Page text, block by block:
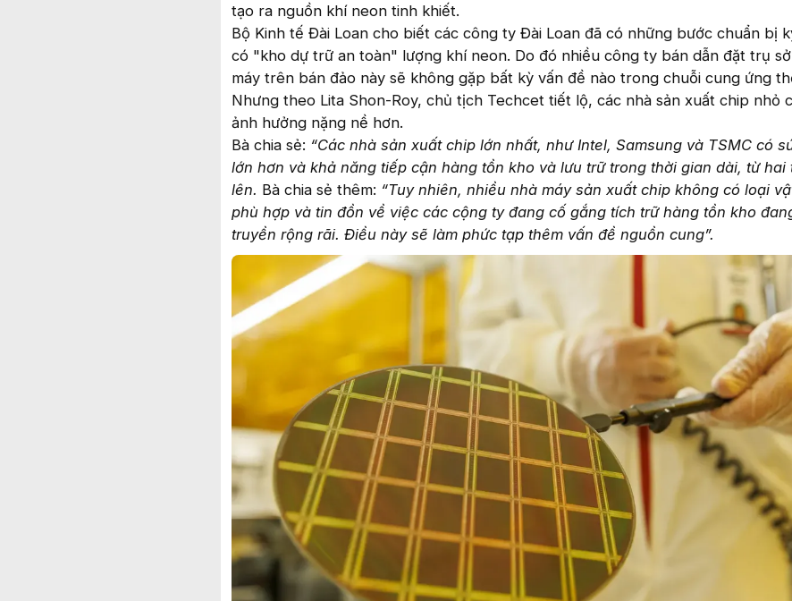
tạo ra nguồn khí neon tinh khiết.
Bộ Kinh tế Đài Loan cho biết các công ty Đài Loan đã có những bước chuẩn bị
có "kho dự trữ an toàn" lượng khí neon. Do đó nhiều công ty bán dẫn đặt trụ
máy trên bán đảo này sẽ không gặp bất kỳ vấn đề nào trong chuỗi cung ứng
Nhưng theo Lita Shon-Roy, chủ tịch Techcet tiết lộ, các nhà sản xuất chip nhỏ
ảnh hưởng nặng nề hơn.
Bà chia sẻ: “Các nhà sản xuất chip lớn nhất, như Intel, Samsung và TSMC có
lớn hơn và khả năng tiếp cận hàng tồn kho và lưu trữ trong thời gian dài, từ hai
lên. Bà chia sẻ thêm: “Tuy nhiên, nhiều nhà máy sản xuất chip không có loại
phù hợp và tin đồn về việc các cộng ty đang cố gắng tích trữ hàng tồn kho
truyền rộng rãi. Điều này sẽ làm phức tạp thêm vấn đề nguồn cung”.